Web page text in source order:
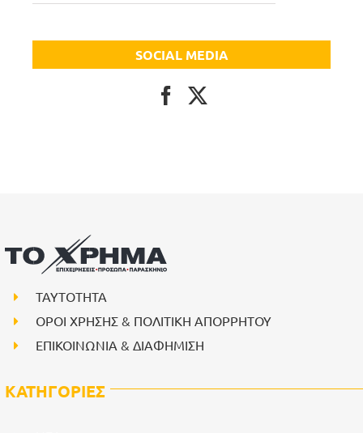
SOCIAL MEDIA
ΤΑΥΤΟΤΗΤΑ
ΟΡΟΙ ΧΡΗΣΗΣ & ΠΟΛΙΤΙΚΗ ΑΠΟΡΡΗΤΟΥ
ΕΠΙΚΟΙΝΩΝΙΑ & ΔΙΑΦΗΜΙΣΗ
ΚΑΤΗΓΟΡΙΕΣ